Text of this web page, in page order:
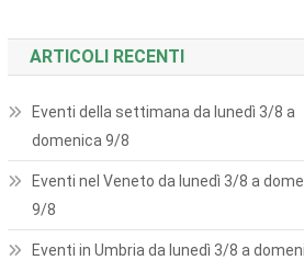
ARTICOLI RECENTI
Eventi della settimana da lunedì 3/8 a
domenica 9/8
Eventi nel Veneto da lunedì 3/8 a
9/8
Eventi in Umbria da lunedì 3/8 a